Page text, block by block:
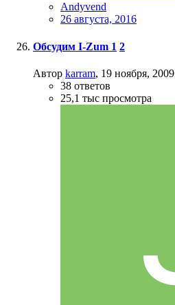
Andyvend
26 августа, 2016
Обсудим I-Zum 1 2
Автор karram, 19 ноября, 2009
38 ответов
25,1 тыс просмотра